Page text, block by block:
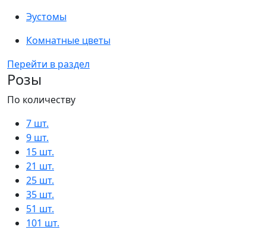
Эустомы
Комнатные цветы
Перейти в раздел
Розы
По количеству
7 шт.
9 шт.
15 шт.
21 шт.
25 шт.
35 шт.
51 шт.
101 шт.